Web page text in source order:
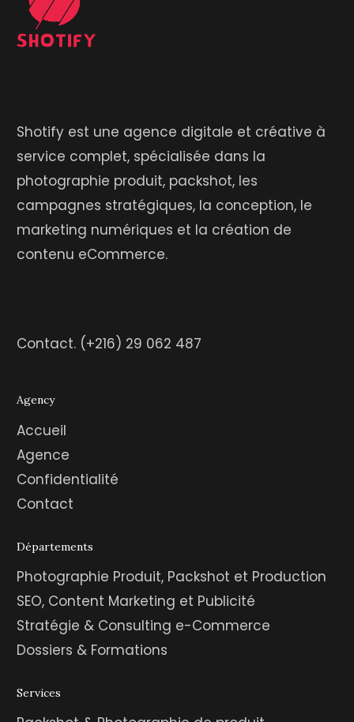
Shotify est une agence digitale et créative à
service complet, spécialisée dans la
photographie produit, packshot, les
campagnes stratégiques, la conception, le
marketing numériques et la création de
contenu eCommerce.
Contact. (+216) 29 062 487
Agency
Accueil
Agence
Confidentialité
Contact
Départements
Photographie Produit, Packshot et Production
SEO, Content Marketing et Publicité
Stratégie & Consulting e-Commerce
Dossiers & Formations
Services